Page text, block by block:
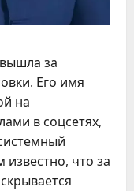
за
Его имя
на
в соцсетях,
что за